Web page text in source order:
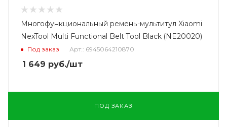
Многофункциональный ремень-мультитул Xiaomi
NexTool Multi Functional Belt Tool Black (NE20020)
Под заказ Арт.: 6945064210870
1 649 руб./шт
ПОД ЗАКАЗ